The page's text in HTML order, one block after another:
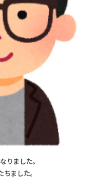
りました。
ました。